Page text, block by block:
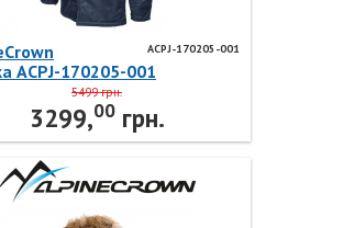
ACPJ-170205-001
ACPJ-170205-001
5499 грн.
3299,00грн.